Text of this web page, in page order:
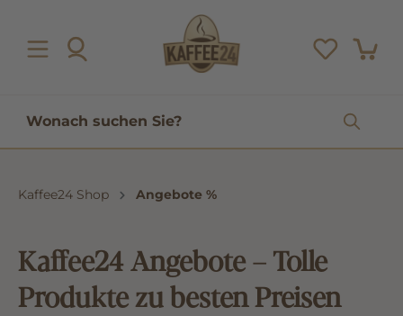
Kaffee24 Shop Angebote %
Kaffee24 Angebote – Tolle
Produkte zu besten Preisen